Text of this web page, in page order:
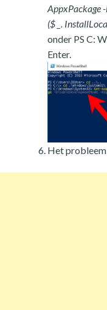
AppxPackage
($ _.
onder PS C:
Enter.
Het probleem